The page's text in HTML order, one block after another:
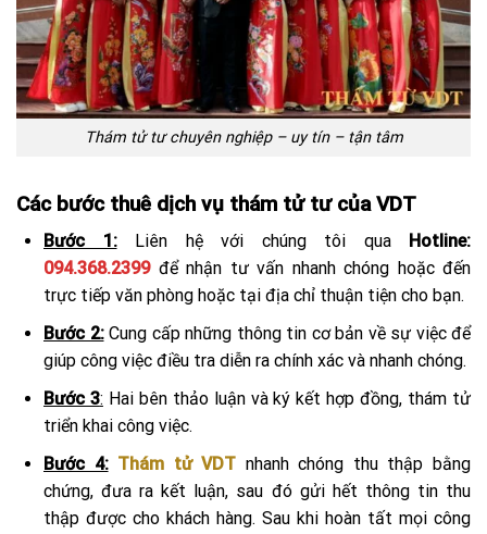
Thám tử tư chuyên nghiệp – uy tín – tận tâm
Các bước thuê dịch vụ thám tử tư của VDT
Bước 1:Liên hệ với chúng tôi qua
Hotline:
094.368.2399để nhận tư vấn nhanh chóng hoặc đến
trực tiếp văn phòng hoặc tại địa chỉ thuận tiện cho bạn.
Bước 2:Cung cấp những thông tin cơ bản về sự việc để
giúp công việc điều tra diễn ra chính xác và nhanh chóng.
Bước 3: Hai bên thảo luận và ký kết hợp đồng, thám tử
triển khai công việc.
Bước 4:Thám tử VDT nhanh chóng thu thập bằng
chứng, đưa ra kết luận, sau đó gửi hết thông tin thu
thập được cho khách hàng. Sau khi hoàn tất mọi công